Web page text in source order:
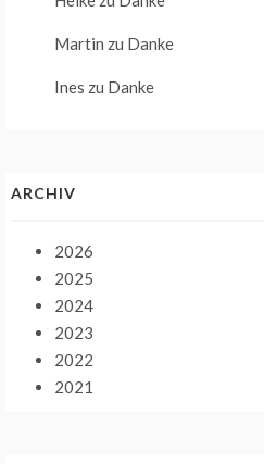
Martin zu Danke
Ines zu Danke
ARCHIV
2026
2025
2024
2023
2022
2021